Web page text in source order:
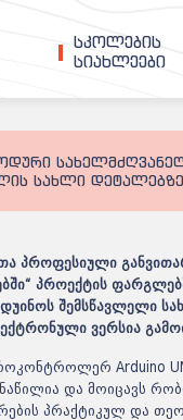
სკოლების
სიახლეები
სახლი დეტალებზე
პროფესიული
პროექტის
შემსწავლელი
ვერსია
Arduino
და მოიცავს
პრაქტიკულ და